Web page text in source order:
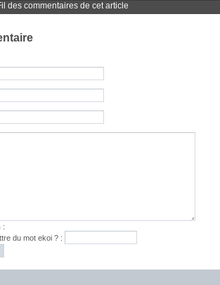
des commentaires de cet article
:
du motekoi ? :